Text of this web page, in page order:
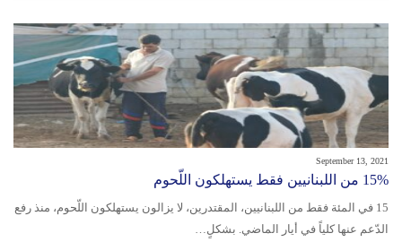
September 13, 2021
15% من اللبنانيين فقط يستهلكون اللّحوم
15 في المئة فقط من اللبنانيين، المقتدرين، لا يزالون يستهلكون اللّحوم، منذ رفع
الدّعم عنها كلياً في أيار الماضي. بشكلٍ…